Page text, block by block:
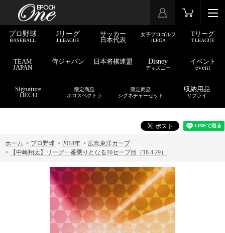
プロ野球
BASEBALL
Jリーグ
J.LEAGUE
サッカー
日本代表
女子プロゴルフ
JLPGA
Tリーグ
T.LEAGUE
TEAM
JAPAN
侍ジャパン 日本将棋連盟 Disney
ディズニー
イベント
event
Signature
DECO
限定商品
ホロスペクトラ
限定商品
シグネチャーセット
収納用品
サプライ
ホーム > プロ野球 > 2018年 > 広島東洋カープ
>
【中崎翔太】リーグ一番乗りとなる10セーブ目（18.4.29）